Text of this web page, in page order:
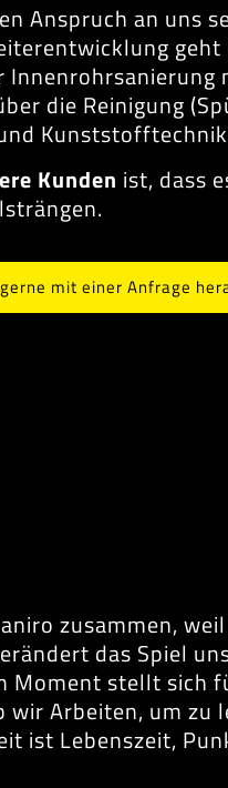
Anspruch an uns
die Reinigung
Kunden ist, dass
mit einer Anfrage
zusammen,
das Spiel
Moment stellt sich
wir Arbeiten, um zu
ist Lebenszeit,